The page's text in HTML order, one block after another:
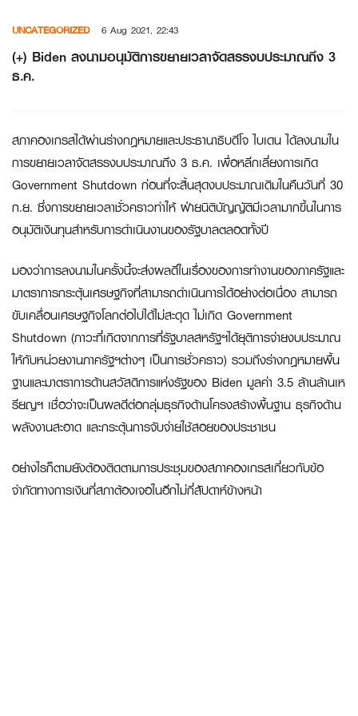
content
UNCATEGORIZED 6 Aug 2021, 22:43
(+) Biden ลงนามอนุมัติการขยายเวลาจัดสรรงบประมาณถึง 3
ธ.ค.
สภาคองเกรสได้ผ่านร่างกฎหมายและประธานาธิบดีโจ ไบเดน ได้ลงนามใน
การขยายเวลาจัดสรรงบประมาณถึง 3 ธ.ค. เพื่อหลีกเลี่ยงการเกิด
Government Shutdown ก่อนที่จะสิ้นสุดงบประมาณเดิมในคืนวันที่ 30
ก.ย. ซึ่งการขยายเวลาชั่วคราวทำให้ ฝ่ายนิติบัญญัติมีเวลามากขึ้นในการ
อนุมัติเงินทุนสำหรับการดำเนินงานของรัฐบาลตลอดทั้งปี
มองว่าการลงนามในครั้งนี้จะส่งผลดีในเรื่องของการทำงานของภาครัฐและ
มาตราการกระตุ้นเศรษฐกิจที่สามารถดำเนินการได้อย่างต่อเนื่อง สามารถ
ขับเคลื่อนเศรษฐกิจโลกต่อไปได้ไม่สะดุด ไม่เกิด Government
Shutdown (ภาวะที่เกิดจากการที่รัฐบาลสหรัฐฯได้ยุติการจ่ายงบประมาณ
ให้กับหน่วยงานภาครัฐฯต่างๆ เป็นการชั่วคราว) รวมถึงร่างกฎหมายพื้น
ฐานและมาตราการด้านสวัสดิการแห่งรัฐของ Biden มูลค่า 3.5 ล้านล้านเห
รียญฯ เชื่อว่าจะเป็นผลดีต่อกลุ่มธุรกิจด้านโครงสร้างพื้นฐาน ธุรกิจด้าน
พลังงานสะอาด และกระตุ้นการจับจ่ายใช้สอยของประชาชน
อย่างไรก็ตามยังต้องติดตามการประชุมของสภาคองเกรสเกี่ยวกับข้อ
จำกัดทางการเงินที่สภาต้องเจอในอีกไม่กี่สัปดาห์ข้างหน้า